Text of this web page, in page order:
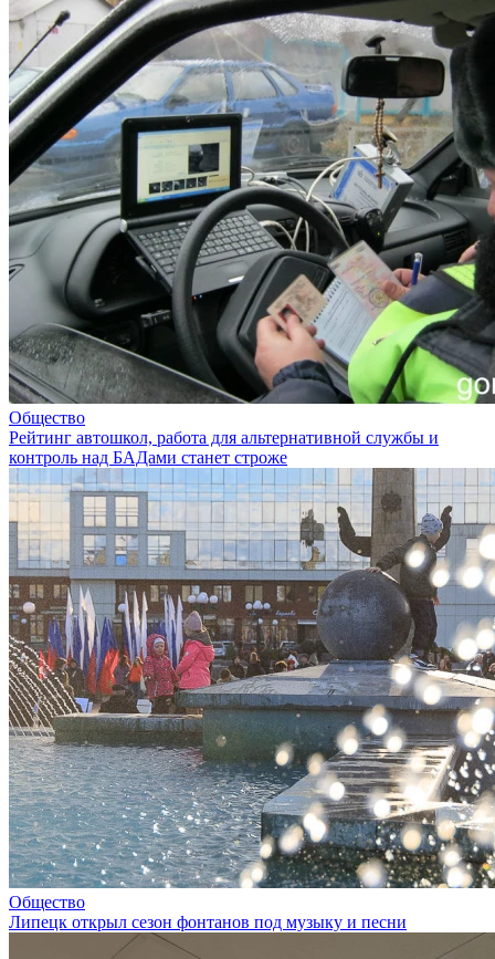
Общество
Рейтинг автошкол, работа для альтернативной службы и
контроль над БАДами станет строже
Общество
Липецк открыл сезон фонтанов под музыку и песни